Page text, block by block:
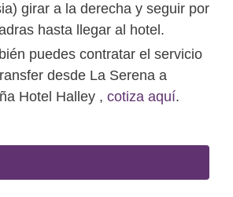
girar a la derecha y seguir por
hasta llegar al hotel.
puedes contratar el servicio
desde La Serena a
Hotel Halley , cotiza aquí.